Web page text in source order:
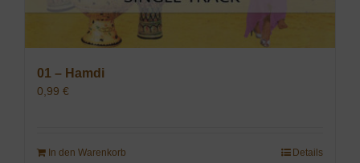
01 – Hamdi
0,99 €
In den Warenkorb Details